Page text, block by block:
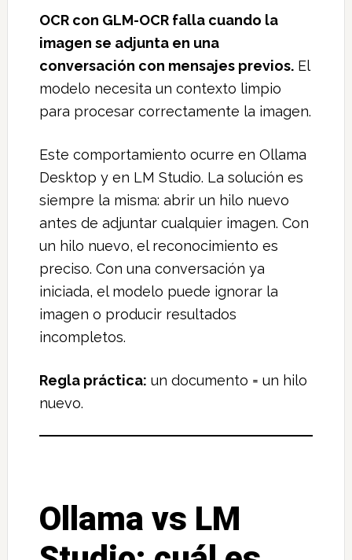
OCR con GLM-OCR falla cuando la
imagen se adjunta en una
conversación con mensajes previos.El
modelo necesita un contexto limpio
para procesar correctamente la imagen.
Este comportamiento ocurre en Ollama
Desktop y en LM Studio. La solución es
siempre la misma: abrir un hilo nuevo
antes de adjuntar cualquier imagen. Con
un hilo nuevo, el reconocimiento es
preciso. Con una conversación ya
iniciada, el modelo puede ignorar la
imagen o producir resultados
incompletos.
Regla práctica: un documento = un hilo
nuevo.
Ollama vs LM